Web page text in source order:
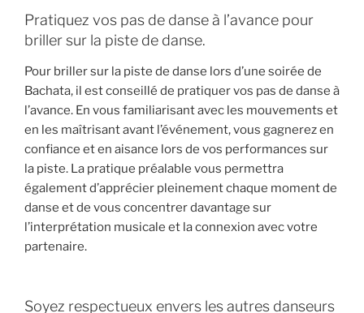
Pratiquez vos pas de danse à l’avance pour
briller sur la piste de danse.
Pour briller sur la piste de danse lors d’une soirée de
Bachata, il est conseillé de pratiquer vos pas de danse à
l’avance. En vous familiarisant avec les mouvements et
en les maîtrisant avant l’événement, vous gagnerez en
confiance et en aisance lors de vos performances sur
la piste. La pratique préalable vous permettra
également d’apprécier pleinement chaque moment de
danse et de vous concentrer davantage sur
l’interprétation musicale et la connexion avec votre
partenaire.
Soyez respectueux envers les autres danseurs